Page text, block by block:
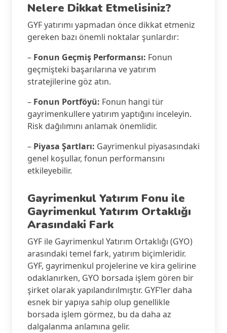
Nelere Dikkat Etmelisiniz?
GYF yatırımı yapmadan önce dikkat etmeniz
gereken bazı önemli noktalar şunlardır:
– Fonun Geçmiş Performansı: Fonun
geçmişteki başarılarına ve yatırım
stratejilerine göz atın.
– Fonun Portföyü: Fonun hangi tür
gayrimenkullere yatırım yaptığını inceleyin.
Risk dağılımını anlamak önemlidir.
– Piyasa Şartları: Gayrimenkul piyasasındaki
genel koşullar, fonun performansını
etkileyebilir.
Gayrimenkul Yatırım Fonu ile
Gayrimenkul Yatırım Ortaklığı
Arasındaki Fark
GYF ile Gayrimenkul Yatırım Ortaklığı (GYO)
arasındaki temel fark, yatırım biçimleridir.
GYF, gayrimenkul projelerine ve kira gelirine
odaklanırken, GYO borsada işlem gören bir
şirket olarak yapılandırılmıştır. GYF’ler daha
esnek bir yapıya sahip olup genellikle
borsada işlem görmez, bu da daha az
dalgalanma anlamına gelir.